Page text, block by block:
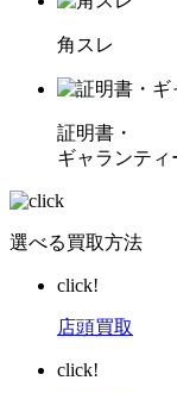
角スレ
証明書・
ギャランティ
選べる買取方法
click!
店頭買取
click!